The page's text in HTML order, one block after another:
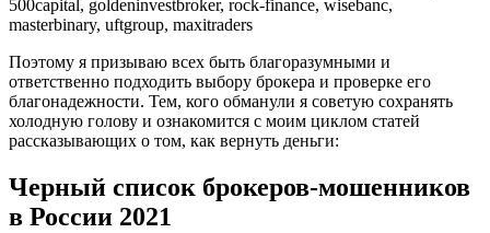
500capital, goldeninvestbroker, rock-finance, wisebanc,
masterbinary, uftgroup, maxitraders
Поэтому я призываю всех быть благоразумными и
ответственно подходить выбору брокера и проверке его
благонадежности. Тем, кого обманули я советую сохранять
холодную голову и ознакомится с моим циклом статей
рассказывающих о том, как вернуть деньги:
Черный список брокеров-мошенников
в России 2021